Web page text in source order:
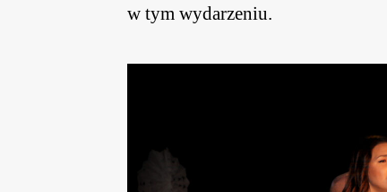
w tym wydarzeniu.